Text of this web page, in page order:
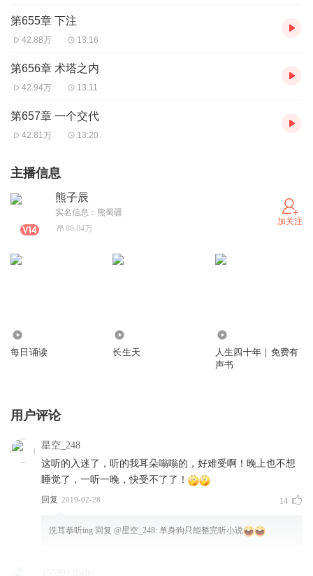
第655章 下注
42.88万 13:16
第656章 术塔之内
42.94万 13:11
第657章 一个交代
42.81万 13:20
主播信息
熊子辰
实名信息：熊蜀疆
88.84万
加关注
每日诵读 长生天
人生四十年｜免费有
声书
用户评论
星空_248
这听的入迷了，听的我耳朵嗡嗡的，好难受啊！晚上也不想
睡觉了，一听一晚，快受不了了！
回复 2019-02-28 14
洗耳恭听ing 回复 @星空_248: 单身狗只能整完听小说